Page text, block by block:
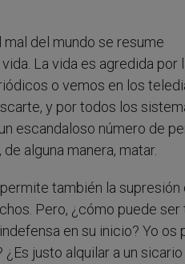
del mundo se resume
La vida es agredida
o vemos en los
y por todos los
escandaloso número de
alguna manera, matar.
también la
Pero, ¿cómo puede
en su inicio? Yo os
justo alquilar a un